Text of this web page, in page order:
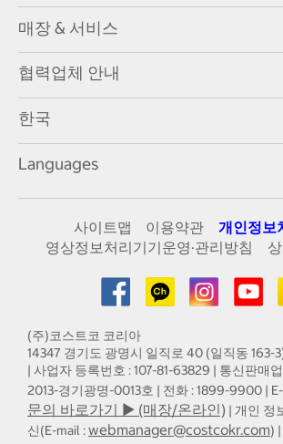
매장 & 서비스
협력업체 안내
한국
Languages
사이트맵 이용약관
개인정보
영상정보처리기기운영·관리방침
(주)코스트코 코리아
14347 경기도 광명시 일직로 40 (일직동 163-
| 사업자 등록번호 : 107-81-63829 | 통신판매
2013-경기광명-0013호 | 전화 : 1899-9900 |
문의 바로가기 ▶ (매장/온라인) | 개인 정
신(E-mail :webmanager@costcokr.com)